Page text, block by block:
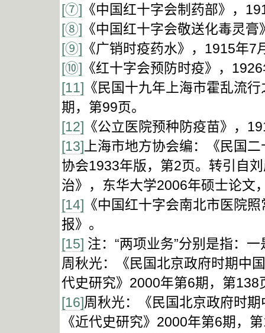
[⑦] 《中国红十字会制药部》，
[⑧] 《中国红十字会敬送化毒灵
[⑨] 《广销时疫药水》，1915年7
[⑩] 《红十字会预防时疫》，
[11] 《民国十九年上海市霍乱流
期，第99页。
[12] 《公立医院预种防疫苗》，
[13] 上海市地方协会编：《民国
协会1933年版，第2页。转引自
治》，东华大学2006年硕士论文
[14] 《中国红十字会南北市医院
报》。
[15] 注：“两项业务”分别是指：
周秋光：《民国北京政府时期中
代史研究》2000年第6期，第138
[16]周秋光：《民国北京政府时
《近代史研究》2000年第6期，